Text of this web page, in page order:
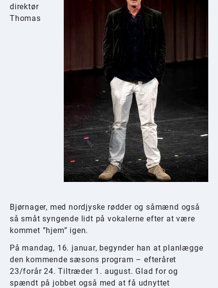
direktør
Thomas
Bjørnager, med nordjyske rødder og såmænd også
så småt syngende lidt på vokalerne efter at være
kommet ”hjem” igen.
På mandag, 16. januar, begynder han at planlægge
den kommende sæsons program – efteråret
23/forår 24. Tiltræder 1. august. Glad for og
spændt på jobbet også med at få udnyttet